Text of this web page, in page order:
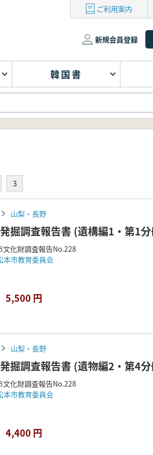
ご利用案内
新規会員登録
韓国書
3
山梨・長野
掘調査報告書 (遺構編1・第1
文化財調査報告No.228
本市教育委員会
5,500 円
山梨・長野
掘調査報告書 (遺物編2・第4
文化財調査報告No.228
本市教育委員会
4,400 円